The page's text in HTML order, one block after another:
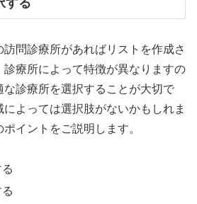
する
問診療所があればリストを作成さ
診療所によって特徴が異なりますの
な診療所を選択することが大切で
よっては選択肢がないかもしれま
イントをご説明します。